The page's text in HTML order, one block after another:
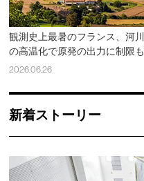
観測史上最暑のフランス、河川
の高温化で原発の出力に制限も
2026.06.26
新着ストーリー